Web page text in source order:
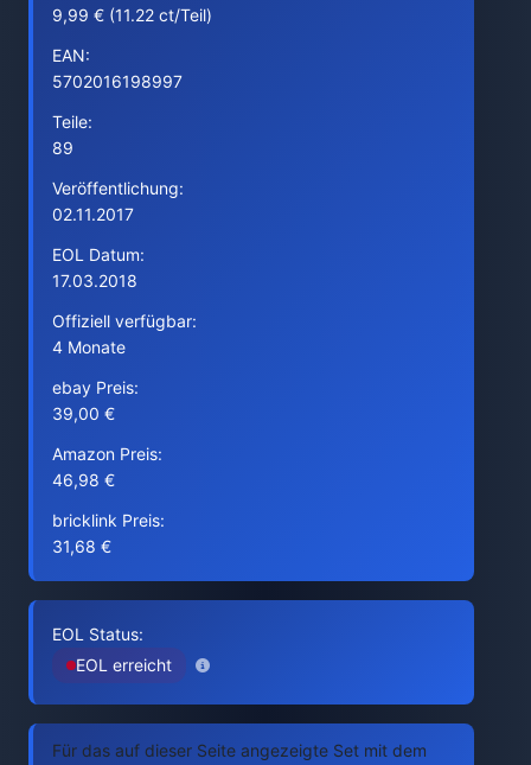
9,99 € (11.22 ct/Teil)
EAN:
5702016198997
Teile:
89
Veröffentlichung:
02.11.2017
EOL Datum:
17.03.2018
Offiziell verfügbar:
4 Monate
ebay Preis:
39,00 €
Amazon Preis:
46,98 €
bricklink Preis:
31,68 €
EOL Status:
EOL erreicht
Für das auf dieser Seite angezeigte Set mit dem